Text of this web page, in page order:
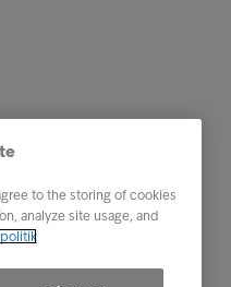
to the storing of cookies
analyze site usage, and